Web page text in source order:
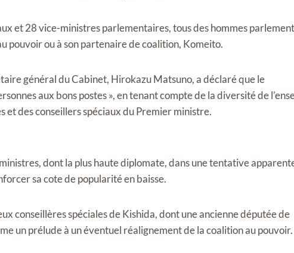
et 28 vice-ministres parlementaires, tous des hommes
pouvoir ou à son partenaire de coalition, Komeito.
général du Cabinet, Hirokazu Matsuno, a déclaré que le
aux bons postes », en tenant compte de la diversité de
et des conseillers spéciaux du Premier ministre.
dont la plus haute diplomate, dans une tentative
sa cote de popularité en baisse.
conseillères spéciales de Kishida, dont une ancienne députée de
un prélude à un éventuel réalignement de la coalition au pouvoir.